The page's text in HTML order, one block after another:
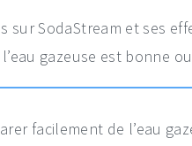
sur SodaStream et ses
gazeuse est bonne
facilement de l’eau